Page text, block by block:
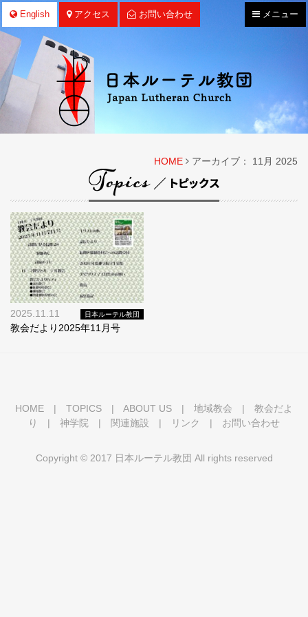
ナ
ビ
メニュー
English アクセス お問い合わせ
HOME アーカイブ： 11月 2025
日本ルーテル教団
2025.11.11
教会だより2025年11月号
HOME | TOPICS | ABOUT US | 地域教会 | 教会だよ
り
| 神学院 | 関連施設 | リンク | お問い合わせ
Copyright © 2017 日本ルーテル教団 All rights reserved